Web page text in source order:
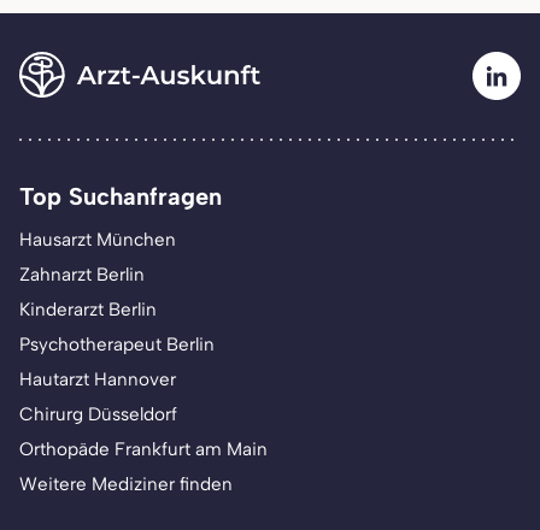
Top Suchanfragen
Hausarzt München
Zahnarzt Berlin
Kinderarzt Berlin
Psychotherapeut Berlin
Hautarzt Hannover
Chirurg Düsseldorf
Orthopäde Frankfurt am Main
Weitere Mediziner finden